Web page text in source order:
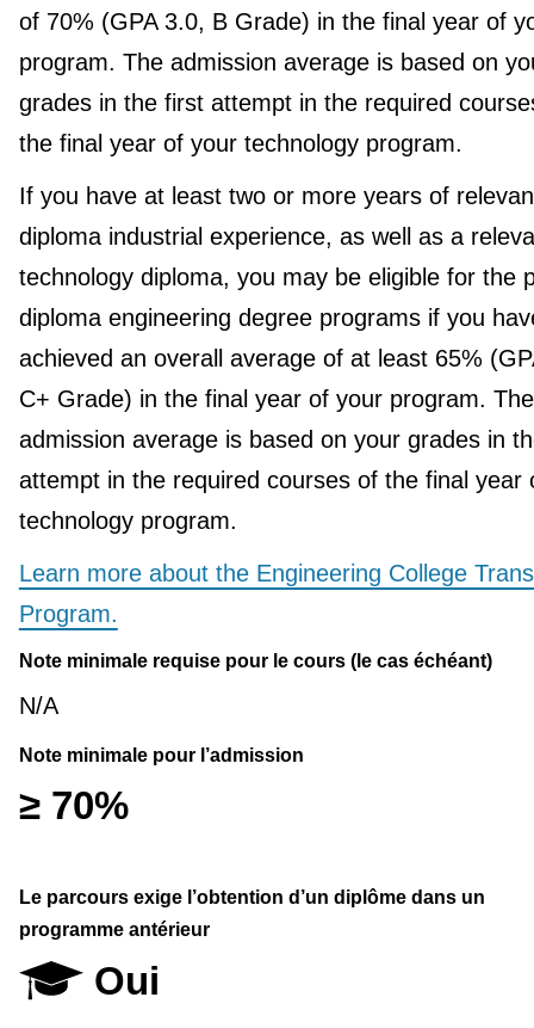
of 70% (GPA 3.0, B Grade) in the final year of
program. The admission average is based on
grades in the first attempt in the required
the final year of your technology program.
If you have at least two or more years of
diploma industrial experience, as well as a
technology diploma, you may be eligible for the
diploma engineering degree programs if you
achieved an overall average of at least 65%
C+ Grade) in the final year of your program. The
admission average is based on your grades in
attempt in the required courses of the final year
technology program.
Learn more about the Engineering College
Program.
Note minimale requise pour le cours (le cas échéant)
N/A
Note minimale pour l’admission
≥ 70%
Le parcours exige l’obtention d’un diplôme dans un
programme antérieur
Oui